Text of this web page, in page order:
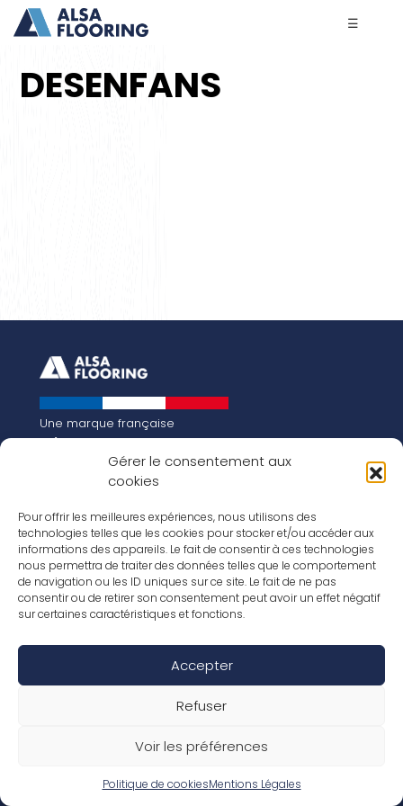
Gérer le consentement aux
cookies
Pour offrir les meilleures expériences, nous utilisons des
technologies telles que les cookies pour stocker et/ou accéder aux
informations des appareils. Le fait de consentir à ces technologies
nous permettra de traiter des données telles que le comportement
de navigation ou les ID uniques sur ce site. Le fait de ne pas
consentir ou de retirer son consentement peut avoir un effet négatif
sur certaines caractéristiques et fonctions.
Accepter
Refuser
Voir les préférences
Politique de cookiesMentions Légales
☰
DESENFANS
Une marque française
Qui sommes-nous
Notre histoire
Les chiffres clés
FR
EN
Nos revêtements
Nos Stratifiés
Nos accessoires
Nos parquets
Conditions de garantie
Déclaration de performance
Politique de confidentialité